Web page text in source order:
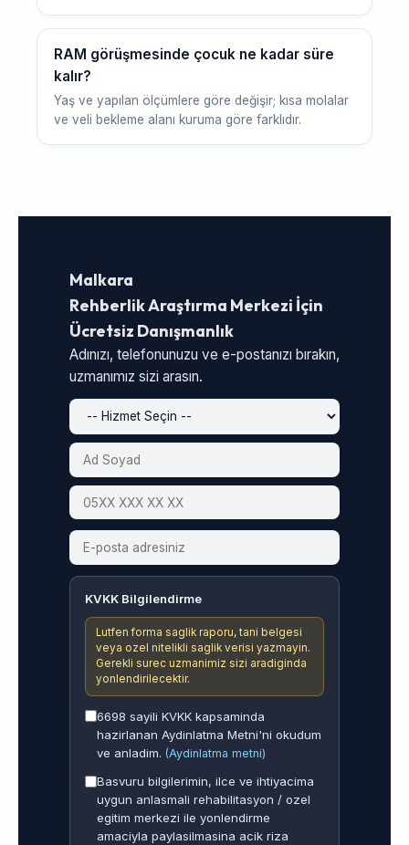
RAM görüşmesinde çocuk ne kadar süre
kalır?
Yaş ve yapılan ölçümlere göre değişir; kısa molalar
ve veli bekleme alanı kuruma göre farklıdır.
Malkara
Rehberlik Araştırma Merkezi İçin
Ücretsiz Danışmanlık
Adınızı, telefonunuzu ve e-postanızı bırakın,
uzmanımız sizi arasın.
KVKK Bilgilendirme
Lutfen forma saglik raporu, tani belgesi
veya ozel nitelikli saglik verisi yazmayin.
Gerekli surec uzmanimiz sizi aradiginda
yonlendirilecektir.
6698 sayili KVKK kapsaminda
hazirlanan Aydinlatma Metni'ni okudum
ve anladim. (Aydinlatma metni)
Basvuru bilgilerimin, ilce ve ihtiyacima
uygun anlasmali rehabilitasyon / ozel
egitim merkezi ile yonlendirme
amaciyla paylasilmasina acik riza